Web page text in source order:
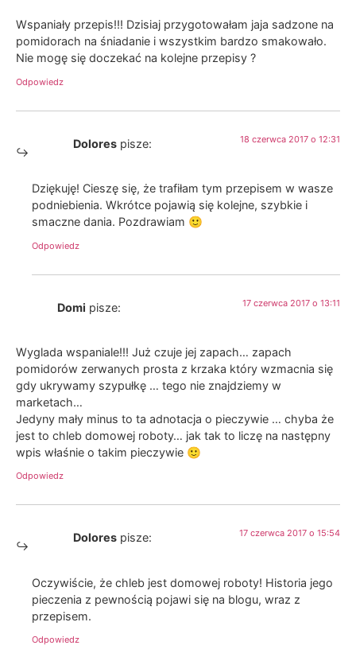
Wspaniały przepis!!! Dzisiaj przygotowałam jaja sadzone na
pomidorach na śniadanie i wszystkim bardzo smakowało.
Nie mogę się doczekać na kolejne przepisy ?
Odpowiedz
Dolores pisze: 18 czerwca 2017 o 12:31
Dziękuję! Cieszę się, że trafiłam tym przepisem w wasze
podniebienia. Wkrótce pojawią się kolejne, szybkie i
smaczne dania. Pozdrawiam 🙂
Odpowiedz
Domi pisze: 17 czerwca 2017 o 13:11
Wyglada wspaniale!!! Już czuje jej zapach… zapach
pomidorów zerwanych prosta z krzaka który wzmacnia się
gdy ukrywamy szypułkę … tego nie znajdziemy w
marketach…
Jedyny mały minus to ta adnotacja o pieczywie … chyba że
jest to chleb domowej roboty… jak tak to liczę na następny
wpis właśnie o takim pieczywie 🙂
Odpowiedz
Dolores pisze: 17 czerwca 2017 o 15:54
Oczywiście, że chleb jest domowej roboty! Historia jego
pieczenia z pewnością pojawi się na blogu, wraz z
przepisem.
Odpowiedz